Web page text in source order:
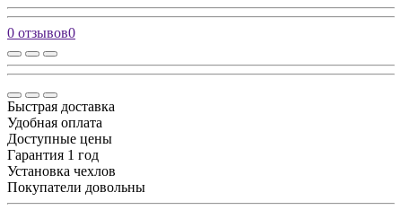
0 отзывов0
Быстрая доставка
Удобная оплата
Доступные цены
Гарантия 1 год
Установка чехлов
Покупатели довольны